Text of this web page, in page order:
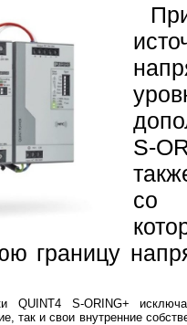
S-
со
границу
QUINT4 S-ORING+
так и свои внутренние